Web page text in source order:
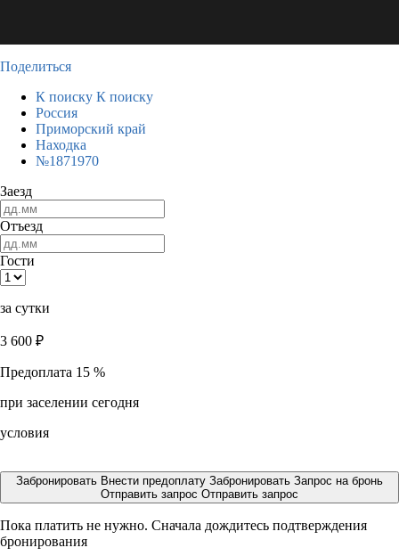
Поделиться
К поиску К поиску
Россия
Приморский край
Находка
№1871970
Заезд
Отъезд
Гости
за сутки
3 600 ₽
Предоплата 15 %
при заселении сегодня
условия
Забронировать Внести предоплату Забронировать Запрос на бронь
Отправить запрос Отправить запрос
Пока платить не нужно. Сначала дождитесь подтверждения
бронирования